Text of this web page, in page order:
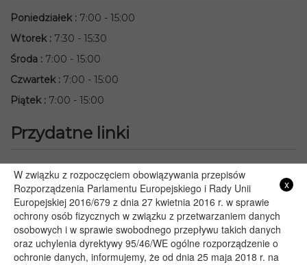
Poniedziałek: 7:00 - 15:00
Wtorek: 7:30 - 15:30
Środa : 7:00 - 15:00
Czwartek: 7:00 - 15:00
Piątek: 7:00 - 15:00
Przydatne linki
Starostwo Powiatowe we Włodawie
Lubelski Urząd Wojewódzki w Lublinie
Urząd Marszałkowski Województwa Lubelskiego w Lublinie
Serwis Rzeczypospolitej Polskiej
PGE – Planowane wyłączenia prądu
Poczta E-mail
x
W związku z rozpoczęciem obowiązywania przepisów
Rozporządzenia Parlamentu Europejskiego i Rady Unii
Europejskiej 2016/679 z dnia 27 kwietnia 2016 r. w sprawie
ochrony osób fizycznych w związku z przetwarzaniem danych
osobowych i w sprawie swobodnego przepływu takich danych
oraz uchylenia dyrektywy 95/46/WE ogólne rozporządzenie o
ochronie danych, informujemy, że od dnia 25 maja 2018 r. na